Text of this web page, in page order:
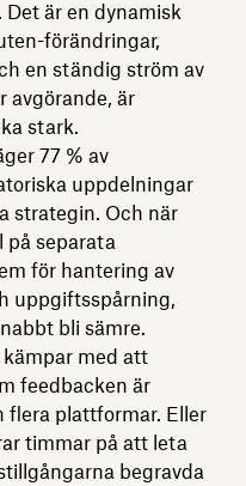
Det är en dynamisk
förändringar,
en ständig ström av
avgörande, är
stark.
77 % av
uppdelningar
strategin. Och när
på separata
för hantering av
uppgiftsspårning,
bli sämre.
med att
feedbacken är
flera plattformar. Eller
timmar på att leta
begravda